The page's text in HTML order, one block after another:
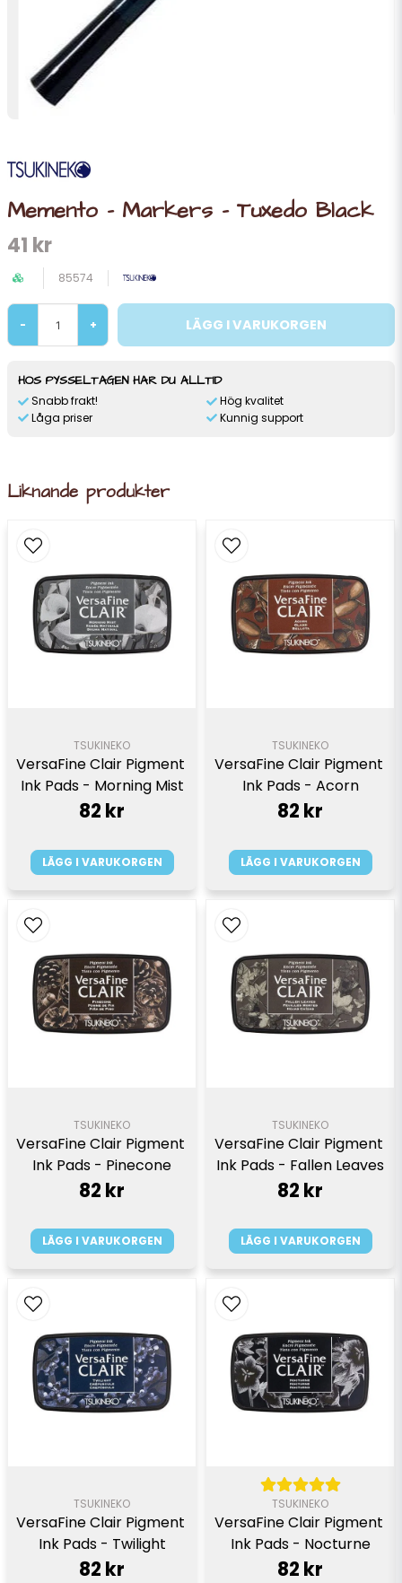
Memento - Markers - Tuxedo Black
41 kr
85574
- + LÄGG I VARUKORGEN
HOS PYSSELTAGEN HAR DU ALLTID
Snabb frakt!
Låga priser
Hög kvalitet
Kunnig support
Liknande produkter
TSUKINEKO
VersaFine Clair Pigment
Ink Pads - Morning Mist
82 kr
LÄGG I VARUKORGEN
TSUKINEKO
VersaFine Clair Pigment
Ink Pads - Acorn
82 kr
LÄGG I VARUKORGEN
TSUKINEKO
VersaFine Clair Pigment
Ink Pads - Pinecone
82 kr
LÄGG I VARUKORGEN
TSUKINEKO
VersaFine Clair Pigment
Ink Pads - Fallen Leaves
82 kr
LÄGG I VARUKORGEN
TSUKINEKO
VersaFine Clair Pigment
Ink Pads - Twilight
82 kr
TSUKINEKO
VersaFine Clair Pigment
Ink Pads - Nocturne
82 kr